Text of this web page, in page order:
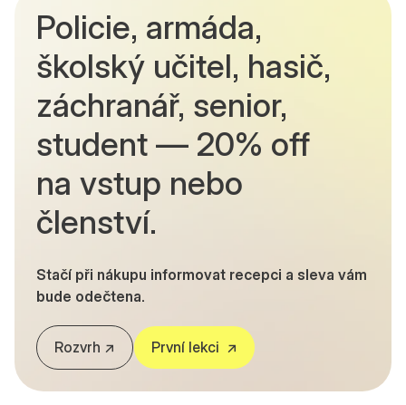
Policie, armáda,
školský učitel, hasič,
záchranář, senior,
student — 20% off
na vstup nebo
členství.
Stačí při nákupu informovat recepci a sleva vám
bude odečtena.
Rozvrh ↗ První lekci ↗